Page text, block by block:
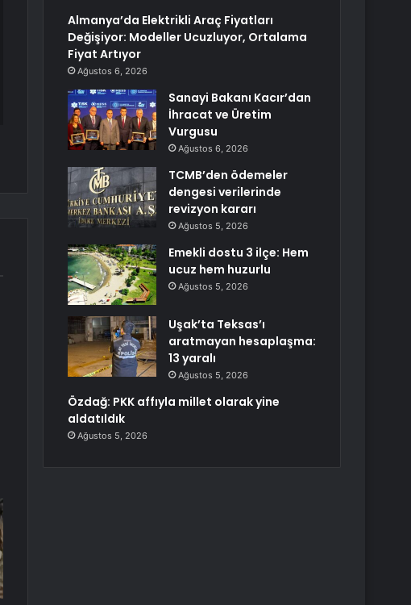
Almanya’da Elektrikli Araç Fiyatları
Değişiyor: Modeller Ucuzluyor, Ortalama
Fiyat Artıyor
Ağustos 6, 2026
Sanayi Bakanı Kacır’dan
İhracat ve Üretim
Vurgusu
Ağustos 6, 2026
TCMB’den ödemeler
dengesi verilerinde
revizyon kararı
Ağustos 5, 2026
Emekli dostu 3 ilçe: Hem
ucuz hem huzurlu
Ağustos 5, 2026
Uşak’ta Teksas’ı
aratmayan hesaplaşma:
13 yaralı
Ağustos 5, 2026
Özdağ: PKK affıyla millet olarak yine
aldatıldık
Ağustos 5, 2026